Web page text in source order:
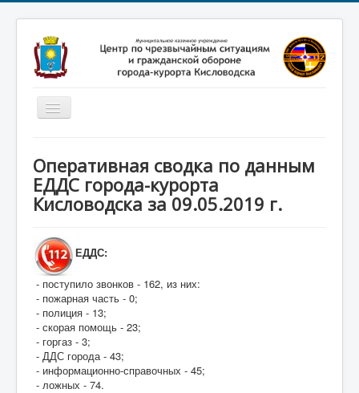
Включить/
выключить
Новости
Законодательство
Профилактика терроризма
Фотоматериалы
О нас
Оперативная сводка по данным
ЕДДС города-курорта
Кисловодска за 09.05.2019 г.
ЕДДС:
- поступило звонков - 162, из них:
- пожарная часть - 0;
- полиция - 13;
- скорая помощь - 23;
- горгаз - 3;
- ДДС города - 43;
- информационно-справочных - 45;
- ложных - 74.